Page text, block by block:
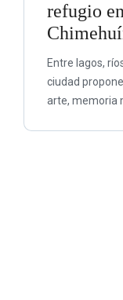
refugio
Entre lagos,
ciudad
arte, memoria